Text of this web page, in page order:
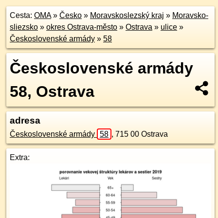
Cesta: OMA» Česko » Moravskoslezský kraj » Moravsko-
sliezsko » okres Ostrava-město » Ostrava » ulice »
Československé armády » 58
Československé armády
58, Ostrava
adresa
Československé armády 58 , 715 00 Ostrava
Extra: